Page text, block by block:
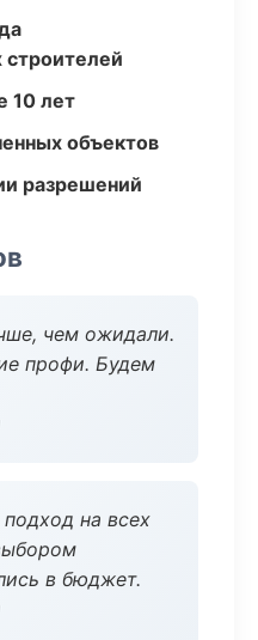
10 лет
объектов
разрешений
чем ожидали.
профи. Будем
на всех
в бюджет.